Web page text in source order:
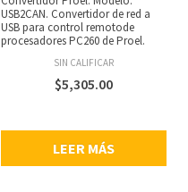
USB2CAN. Convertidor de red a
USB para control remotode
procesadores PC260 de Proel.
SIN CALIFICAR
$5,305.00
LEER MÁS